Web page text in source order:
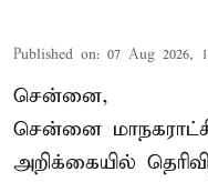
Published on: 07 Aug 2026,
சென்னை,
சென்னை
அறிக்கையில்